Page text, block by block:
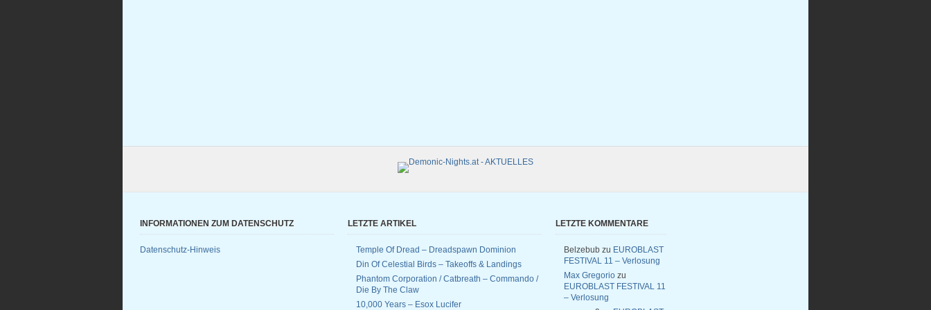
INFORMATIONEN ZUM DATENSCHUTZ
Datenschutz-Hinweis
LETZTE ARTIKEL
Temple Of Dread – Dreadspawn Dominion
Din Of Celestial Birds – Takeoffs & Landings
Phantom Corporation / Catbreath – Commando /
Die By The Claw
10,000 Years – Esox Lucifer
LETZTE KOMMENTARE
Belzebub zu EUROBLAST
FESTIVAL 11 – Verlosung
Max Gregorio zu
EUROBLAST FESTIVAL 11
– Verlosung